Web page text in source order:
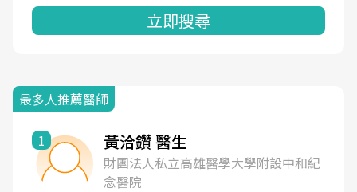
立即搜尋
最多人推薦醫師
1 黃洽鑽 醫生
財團法人私立高雄醫學大學附設中和紀
念醫院